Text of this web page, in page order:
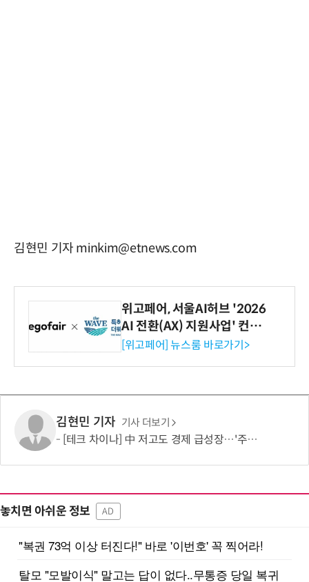
김현민 기자 minkim@etnews.com
위고페어, 서울AI허브 '2026
AI 전환(AX) 지원사업' 컨소
시엄 선정
[위고페어] 뉴스룸 바로가기>
김현민 기자 기사 더보기
[테크 차이나] 中 저고도 경제 급성장…'주행 중 충전' 드론 인프라 주목
놓치면 아쉬운 정보 AD